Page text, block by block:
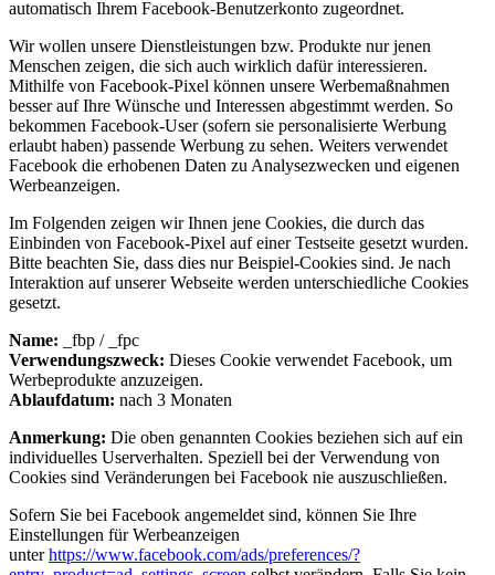
automatisch Ihrem Facebook-Benutzerkonto zugeordnet.
Wir wollen unsere Dienstleistungen bzw. Produkte nur jenen
Menschen zeigen, die sich auch wirklich dafür interessieren.
Mithilfe von Facebook-Pixel können unsere Werbemaßnahmen
besser auf Ihre Wünsche und Interessen abgestimmt werden. So
bekommen Facebook-User (sofern sie personalisierte Werbung
erlaubt haben) passende Werbung zu sehen. Weiters verwendet
Facebook die erhobenen Daten zu Analysezwecken und eigenen
Werbeanzeigen.
Im Folgenden zeigen wir Ihnen jene Cookies, die durch das
Einbinden von Facebook-Pixel auf einer Testseite gesetzt wurden.
Bitte beachten Sie, dass dies nur Beispiel-Cookies sind. Je nach
Interaktion auf unserer Webseite werden unterschiedliche Cookies
gesetzt.
Name: _fbp / _fpc
Verwendungszweck: Dieses Cookie verwendet Facebook, um
Werbeprodukte anzuzeigen.
Ablaufdatum: nach 3 Monaten
Anmerkung: Die oben genannten Cookies beziehen sich auf ein
individuelles Userverhalten. Speziell bei der Verwendung von
Cookies sind Veränderungen bei Facebook nie auszuschließen.
Sofern Sie bei Facebook angemeldet sind, können Sie Ihre
Einstellungen für Werbeanzeigen
unterhttps://www.facebook.com/ads/preferences/?